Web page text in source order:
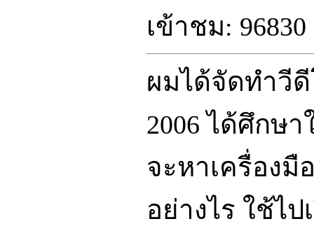
เข้าชม:
ผมได้จัดทำวีดี
2006 ได้ศึกษ
จะหาเครื่องมื
อย่างไร ใช้ไ